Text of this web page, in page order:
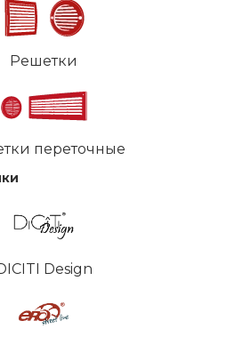
Решетки
переточные
Design